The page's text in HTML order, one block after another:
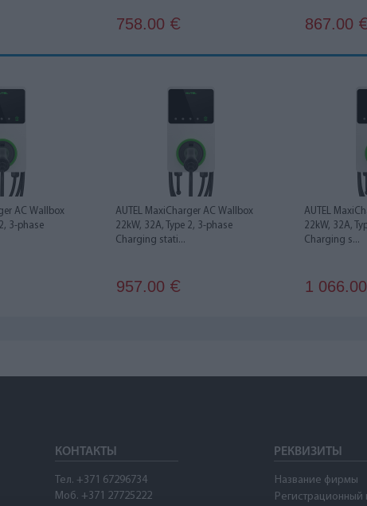
758.00 € 867.00
AC Wallbox
3-phase
AUTEL MaxiCharger AC Wallbox
22kW, 32A, Type 2, 3-phase
Charging stati...
957.00 €
AUTEL
22kW, 32A,
Charging s...
1 066.00
КОНТАКТЫ
Тел. +371 67296734
Моб. +371 27725222
РЕКВИЗИТЫ
Название фирмы
Регистрационный